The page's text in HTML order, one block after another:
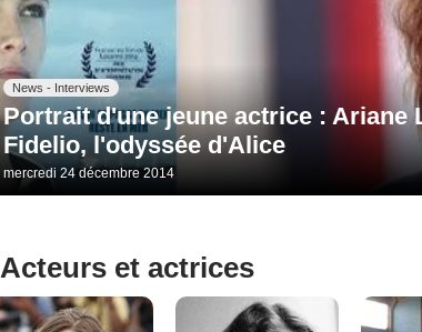
News - Interviews
Portrait d'une jeune actrice : Ariane
Fidelio, l'odyssée d'Alice
mercredi 24 décembre 2014
Acteurs et actrices